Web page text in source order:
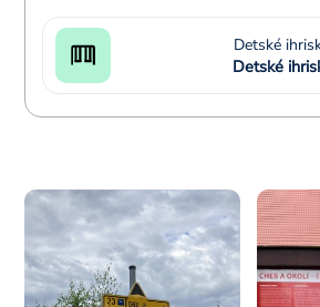
Detské
Detské